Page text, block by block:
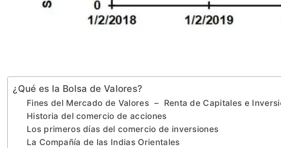
¿Qué es la Bolsa de Valores?
Fines del Mercado de Valores – Renta de Capitales e
Historia del comercio de acciones
Los primeros días del comercio de inversiones
La Compañía de las Indias Orientales